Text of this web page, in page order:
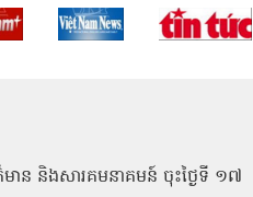
ន និងសារគមនាគមន៍ ចុះថ្ងៃទី ១៧